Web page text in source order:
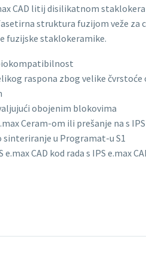
CAD litij disilikatnom
fasetirna struktura fuzijom veže
fuzijske staklokeramike.
raspona zbog velike čvrstoće
obojenim blokovima
Ceram-om ili prešanje na s
u Programat-u S1
e.max CAD kod rada s IPS e.max